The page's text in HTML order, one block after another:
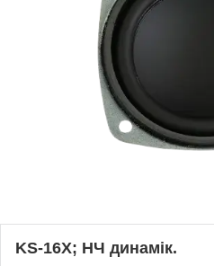
KS-16Х; НЧ динамік.